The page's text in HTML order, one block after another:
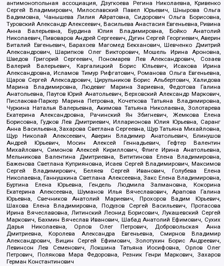
антимонопольная ассоциация, Дзугкоева Регина Николаевна, Кривенко
Сергей Владимирович, Милославский Павел Юрьевич, Шнырова Ольга
Вадимовна, Чанышева Лилия Айратовна, Сидорович Ольга Борисовна,
Туровский Александр Алексеевич, Васильева Анастасия Евгеньевна, Ривина
Анна Валерьевна, Бурдина Юлия Владимировна, Бойко Анатолий
Николаевич, Пивоваров Андрей Сергеевич, Дугин Сергей Георгиевич, Аверин
Виталий Евгеньевич, Барахоев Магомед Бекханович, Шевченко Дмитрий
Александрович, Шарипков Олег Викторович, Мошель Ирина Ароновна,
Шведов Григорий Сергеевич, Пономарев Лев Александрович, Созаев
Валерий Валерьевич, Каргалицкий Борис Юльевич, Исакова Ирина
Александровна, Исламов Тимур Рифгатович, Романова Ольга Евгеньевна,
Щаров Сергей Алексадрович, Цирульников Борис Альбертович, Халидова
Марина Владимировна, Людевиг Марина Зариевна, Федотова Галина
Анатольевна, Паутов Юрий Анатольевич, Верховский Александр Маркович,
Пислакова-Паркер Марина Петровна, Кочеткова Татьяна Владимировна,
Чуркина Наталья Валерьевна, Акимова Татьяна Николаевна, Золотарева
Екатерина Александровна, Рачинский Ян Збигневич, Жемкова Елена
Борисовна, Гудков Лев Дмитриевич, Илларионова Юлия Юрьевна, Саранг
Анна Васильевна, Захарова Светлана Сергеевна, Щур Татьяна Михайловна,
Щур Николай Алексеевич, Аверин Владимир Анатольевич, Блинушов
Андрей Юрьевич, Мосин Алексей Геннадьевич, Гефтер Валентин
Михайлович, Симонов Алексей Кириллович, Флиге Ирина Анатольевна,
Мельникова Валентина Дмитриевна, Вититинова Елена Владимировна,
Баженова Светлана Куприяновна, Исаев Сергей Владимирович, Максимов
Сергей Владимирович, Беляев Сергей Иванович, Голубева Елена
Николаевна, Ганнушкина Светлана Алексеевна, Закс Елена Владимировна,
Буртина Елена Юрьевна, Гендель Людмила Залмановна, Кокорина
Екатерина Алексеевна, Шуманов Илья Вячеславович, Арапова Галина
Юрьевна, Свечников Анатолий Мариевич, Прохоров Вадим Юрьевич,
Шахова Елена Владимировна, Подузов Сергей Васильевич, Протасова
Ирина Вячеславовна, Литинский Леонид Борисович, Лукашевский Сергей
Маркович, Бахмин Вячеслав Иванович, Шабад Анатолий Ефимович, Сухих
Дарья Николаевна, Орлов Олег Петрович, Добровольская Анна
Дмитриевна, Королева Александра Евгеньевна, Смирнов Владимир
Александрович, Вицин Сергей Ефимович, Золотухин Борис Андреевич,
Левинсон Лев Семенович, Локшина Татьяна Иосифовна, Орлов Олег
Петрович, Полякова Мара Федоровна, Резник Генри Маркович, Захаров
Герман Константинович